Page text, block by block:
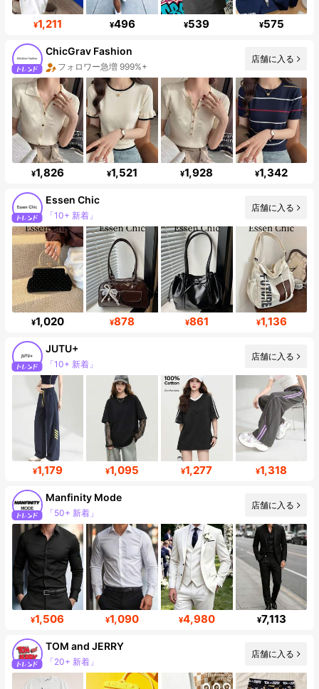
¥1,211 ¥496 ¥539 ¥575
ChicGrav Fashion
売上高999%アップ
店舗に入る
¥1,826 ¥1,521 ¥1,928 ¥1,342
Essen Chic
フォロワー数急増 92%
店舗に入る
¥1,020 ¥878 ¥861 ¥1,136
JUTU+
フォロワー 18K
店舗に入る
¥1,179 ¥1,095 ¥1,277 ¥1,318
Manfinity Mode
フォロワー 252K
店舗に入る
¥1,506 ¥1,090 ¥4,980 ¥7,113
TOM and JERRY
フォロワー 233K
店舗に入る